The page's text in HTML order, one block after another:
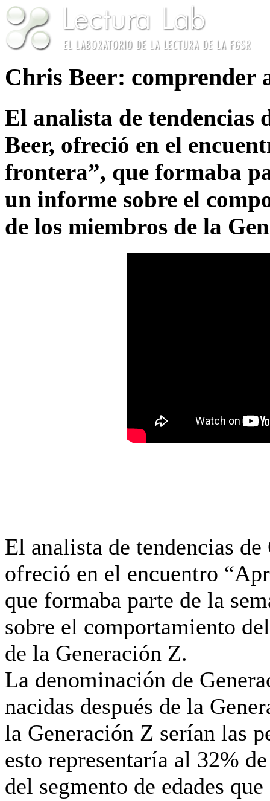
Chris Beer: comprender
El analista de tendencias
Beer, ofreció en el
frontera”, que formaba
un informe sobre el
de los miembros de la
El analista de tendencias
ofreció en el encuentro
que formaba parte de la
sobre el comportamiento
de la Generación Z.
La denominación de
nacidas después de la
la Generación Z serían las
esto representaría al 32%
del segmento de edades